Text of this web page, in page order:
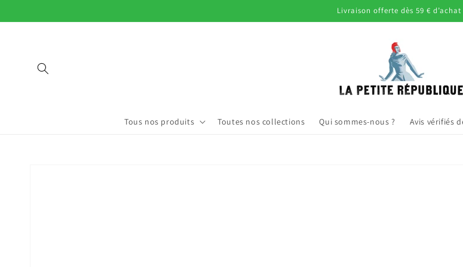
au
Livraison offerte dès 59 € d’achat
Tous nos produits Toutes nos collections Qui sommes-nous ? Avis vérifiés